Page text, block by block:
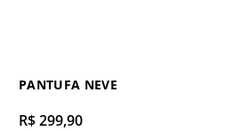
PANTUFA NEVE
R$299,90